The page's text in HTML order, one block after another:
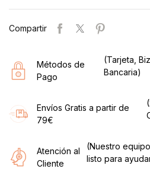
Compartir
Métodos de
Pago
(Tarjeta,
Bancaria)
Envíos Gratis a partir de
79€
Atención al
Cliente
(Nuestro
listo para